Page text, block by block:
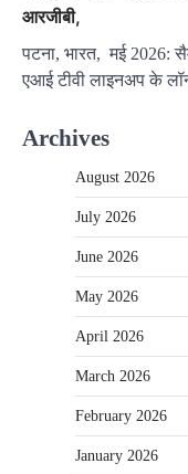
आरजीबी,
पटना, भारत, मई 2026:
एआई टीवी लाइनअप के
Archives
August 2026
July 2026
June 2026
May 2026
April 2026
March 2026
February 2026
January 2026